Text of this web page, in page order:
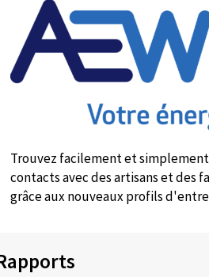
Trouvez facilement et
contacts avec des artisans et des
grâce aux nouveaux profils